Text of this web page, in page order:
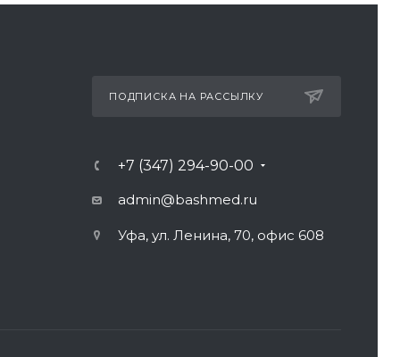
ПОДПИСКА НА РАССЫЛКУ
+7 (347) 294-90-00
admin@bashmed.ru
Уфа, ул. Ленина, 70, офис 608